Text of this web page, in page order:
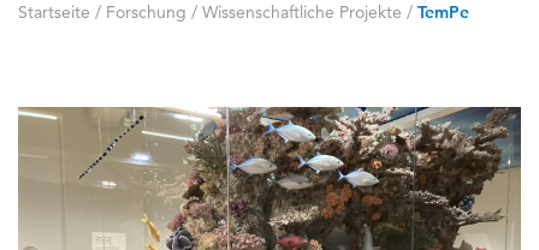
Startseite / Forschung / Wissenschaftliche Projekte / TemPe